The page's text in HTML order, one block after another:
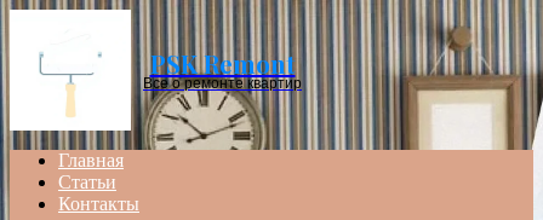
PSK Remont
Все о ремонте квартир
Главная
Статьи
Контакты